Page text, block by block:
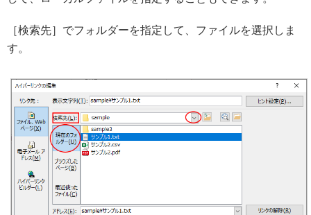
［検索先］でフォルダーを指定して、ファイルを選択しま
す。